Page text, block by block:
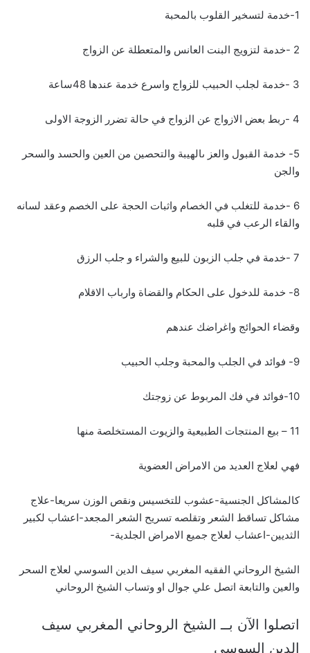
1-خدمة لتسخير القلوب بالمحبة
2 -خدمة لتزويج البنت العانس والمتعطلة عن الزواج
3 -خدمة لجلب الحبيب للزواج واسرع خدمة عندها 48ساعة
4 -ربط بعض الازواج عن الزواج في حالة تضرر الزوجة الاولى
5- خدمة القبول والعز ىالهيبة والتحصين من العين والحسد والسحر
والجن
6 -خدمة للتغلب في الخصام واثبات الحجة على الخصم وعقد لسانه
والقاء الرعب في قلبه
7 -خدمة في جلب الزبون للبيع والشراء و جلب الرزق
8- خدمة للدخول على الحكام والقضاة وارباب الاقلام
وقضاء الحوائج واغراضك عندهم
9- فوائد في الجلب والمحبة وجلب الحبيب
10-فوائد في فك المربوط عن زوجتك
11 – بيع المنتجات الطبيعية والزيوت المستخلصة منها
فهي لعلاج العديد من الامراض العضوية
كالمشاكل الجنسية-عشوب للتخسيس ونقص الوزن سريعا-علاج
مشاكل تساقط الشعر وتقلصه تسريح الشعر المجعد-اعشاب لكبير
الثديين-اعشاب لعلاج جميع الامراض الجلدية-
الشيخ الروحاني الفقيه المغربي سيف الدين السوسي لعلاج السحر
والعين والتابعة اتصل علي جوال او وتساب الشيخ الروحاني
اتصلوا الآن بــ الشيخ الروحاني المغربي سيف
الدين السوسي